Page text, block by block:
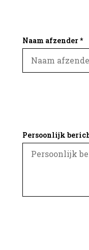
Naam afzender *
Persoonlijk